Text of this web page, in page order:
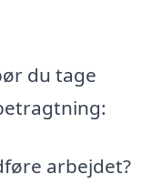
du tage
arbejdet?